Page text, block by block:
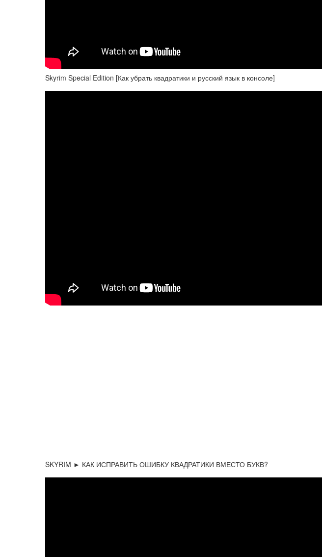
Skyrim Special Edition [Как убрать квадратики и русский язык в консоле]
SKYRIM ► КАК ИСПРАВИТЬ ОШИБКУ КВАДРАТИКИ ВМЕСТО БУКВ?